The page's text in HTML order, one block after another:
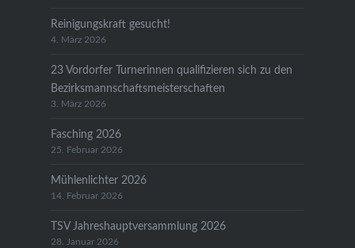
Reinigungskraft gesucht!
4. März 2026
23 Vordorfer Turnerinnen qualifizieren sich zu den
Bezirksmannschaftsmeisterschaften
3. März 2026
Fasching 2026
25. Februar 2026
Mühlenlichter 2026
14. Februar 2026
TSV Jahreshauptversammlung 2026
28. Januar 2026